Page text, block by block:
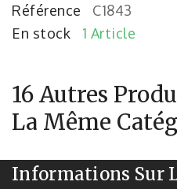
Référence
C1843
En stock
1 Article
16 Autres
La Même
Informations Sur